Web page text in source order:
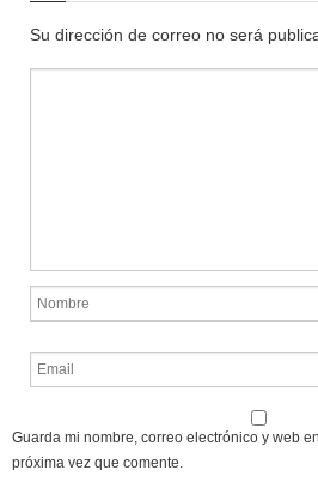
Su dirección de correo no será
Guarda mi nombre, correo electrónico y web
próxima vez que comente.